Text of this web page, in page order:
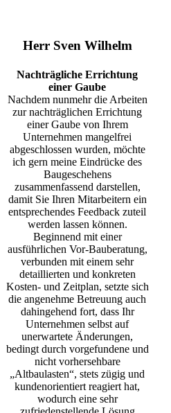
Herr Sven Wilhelm
Nachträgliche Errichtung
einer Gaube
Nachdem nunmehr die Arbeiten
zur nachträglichen Errichtung
einer Gaube von Ihrem
Unternehmen mangelfrei
abgeschlossen wurden, möchte
ich gern meine Eindrücke des
Baugeschehens
zusammenfassend darstellen,
damit Sie Ihren Mitarbeitern ein
entsprechendes Feedback zuteil
werden lassen können.
Beginnend mit einer
ausführlichen Vor-Bauberatung,
verbunden mit einem sehr
detaillierten und konkreten
Kosten- und Zeitplan, setzte sich
die angenehme Betreuung auch
dahingehend fort, dass Ihr
Unternehmen selbst auf
unerwartete Änderungen,
bedingt durch vorgefundene und
nicht vorhersehbare
„Altbaulasten“, stets zügig und
kundenorientiert reagiert hat,
wodurch eine sehr